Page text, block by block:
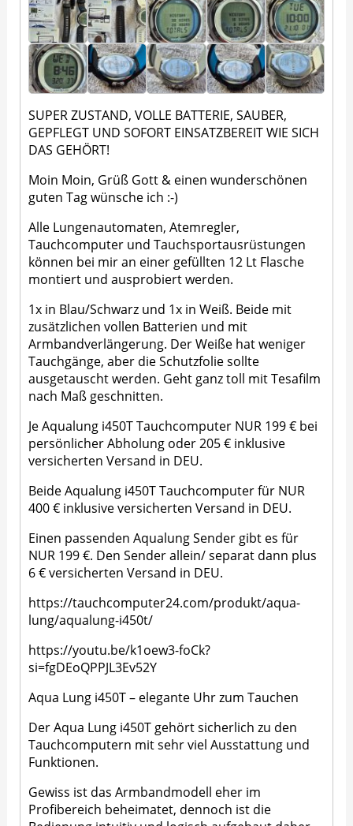
SUPER ZUSTAND, VOLLE BATTERIE, SAUBER,
GEPFLEGT UND SOFORT EINSATZBEREIT WIE SICH
DAS GEHÖRT!
Moin Moin, Grüß Gott & einen wunderschönen
guten Tag wünsche ich :-)
Alle Lungenautomaten, Atemregler,
Tauchcomputer und Tauchsportausrüstungen
können bei mir an einer gefüllten 12 Lt Flasche
montiert und ausprobiert werden.
1x in Blau/Schwarz und 1x in Weiß. Beide mit
zusätzlichen vollen Batterien und mit
Armbandverlängerung. Der Weiße hat weniger
Tauchgänge, aber die Schutzfolie sollte
ausgetauscht werden. Geht ganz toll mit Tesafilm
nach Maß geschnitten.
Je Aqualung i450T Tauchcomputer NUR 199 € bei
persönlicher Abholung oder 205 € inklusive
versicherten Versand in DEU.
Beide Aqualung i450T Tauchcomputer für NUR
400 € inklusive versicherten Versand in DEU.
Einen passenden Aqualung Sender gibt es für
NUR 199 €. Den Sender allein/ separat dann plus
6 € versicherten Versand in DEU.
https://tauchcomputer24.com/produkt/aqua-
lung/aqualung-i450t/
https://youtu.be/k1oew3-foCk?
si=fgDEoQPPJL3Ev52Y
Aqua Lung i450T – elegante Uhr zum Tauchen
Der Aqua Lung i450T gehört sicherlich zu den
Tauchcomputern mit sehr viel Ausstattung und
Funktionen.
Gewiss ist das Armbandmodell eher im
Profibereich beheimatet, dennoch ist die